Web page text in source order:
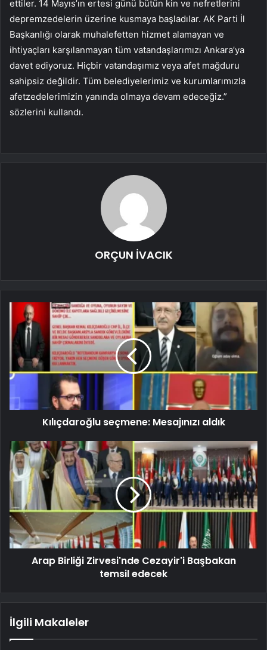
ettiler. 14 Mayıs’ın ertesi günü bütün kin ve nefretlerini
depremzedelerin üzerine kusmaya başladılar. AK Parti İl
Başkanlığı olarak muhalefetten hizmet alamayan ve
ihtiyaçları karşılanmayan tüm vatandaşlarımızı Ankara’ya
davet ediyoruz. Hiçbir vatandaşımız veya afet mağduru
sahipsiz değildir. Tüm belediyelerimiz ve kurumlarımızla
afetzedelerimizin yanında olmaya devam edeceğiz.”
sözlerini kullandı.
ORÇUN İVACIK
Kılıçdaroğlu seçmene: Mesajınızı aldık
Arap Birliği Zirvesi'nde Cezayir'i Başbakan
temsil edecek
İlgili Makaleler